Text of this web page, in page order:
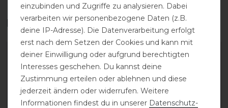
Das perfekte Zubehör für dich
einzubinden und Zugriffe zu analysieren. Dabei
verarbeiten wir personenbezogene Daten (z.B.
deine IP-Adresse). Die Datenverarbeitung erfolgt
erst nach dem Setzen der Cookies und kann mit
deiner Einwilligung oder aufgrund berechtigten
Interesses geschehen. Du kannst deine
Zustimmung erteilen oder ablehnen und diese
jederzeit ändern oder widerrufen. Weitere
Informationen findest du in unserer Daten­schutz­